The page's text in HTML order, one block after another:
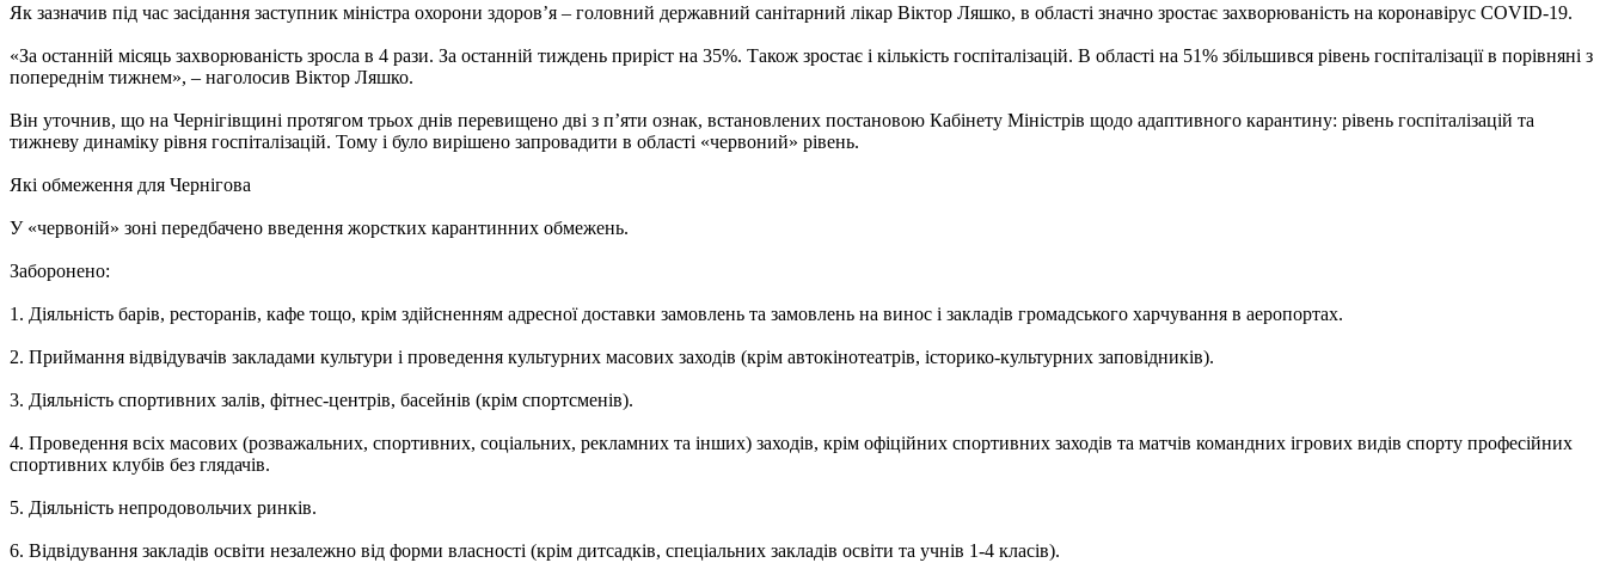
Як зазначив під час засідання заступник міністра охорони здоров’я – головний державний санітарний лікар Віктор Ляшко, в області значно зростає захворюваність на коронавірус COVID-19.
«За останній місяць захворюваність зросла в 4 рази. За останній тиждень приріст на 35%. Також зростає і кількість госпіталізацій. В області на 51% збільшився рівень госпіталізації в порівняні з
попереднім тижнем», – наголосив Віктор Ляшко.
Він уточнив, що на Чернігівщині протягом трьох днів перевищено дві з п’яти ознак, встановлених постановою Кабінету Міністрів щодо адаптивного карантину: рівень госпіталізацій та
тижневу динаміку рівня госпіталізацій. Тому і було вирішено запровадити в області «червоний» рівень.
Які обмеження для Чернігова
У «червоній» зоні передбачено введення жорстких карантинних обмежень.
Заборонено:
1. Діяльність барів, ресторанів, кафе тощо, крім здійсненням адресної доставки замовлень та замовлень на винос і закладів громадського харчування в аеропортах.
2. Приймання відвідувачів закладами культури і проведення культурних масових заходів (крім автокінотеатрів, історико-культурних заповідників).
3. Діяльність спортивних залів, фітнес-центрів, басейнів (крім спортсменів).
4. Проведення всіх масових (розважальних, спортивних, соціальних, рекламних та інших) заходів, крім офіційних спортивних заходів та матчів командних ігрових видів спорту професійних
спортивних клубів без глядачів.
5. Діяльність непродовольчих ринків.
6. Відвідування закладів освіти незалежно від форми власності (крім дитсадків, спеціальних закладів освіти та учнів 1-4 класів).